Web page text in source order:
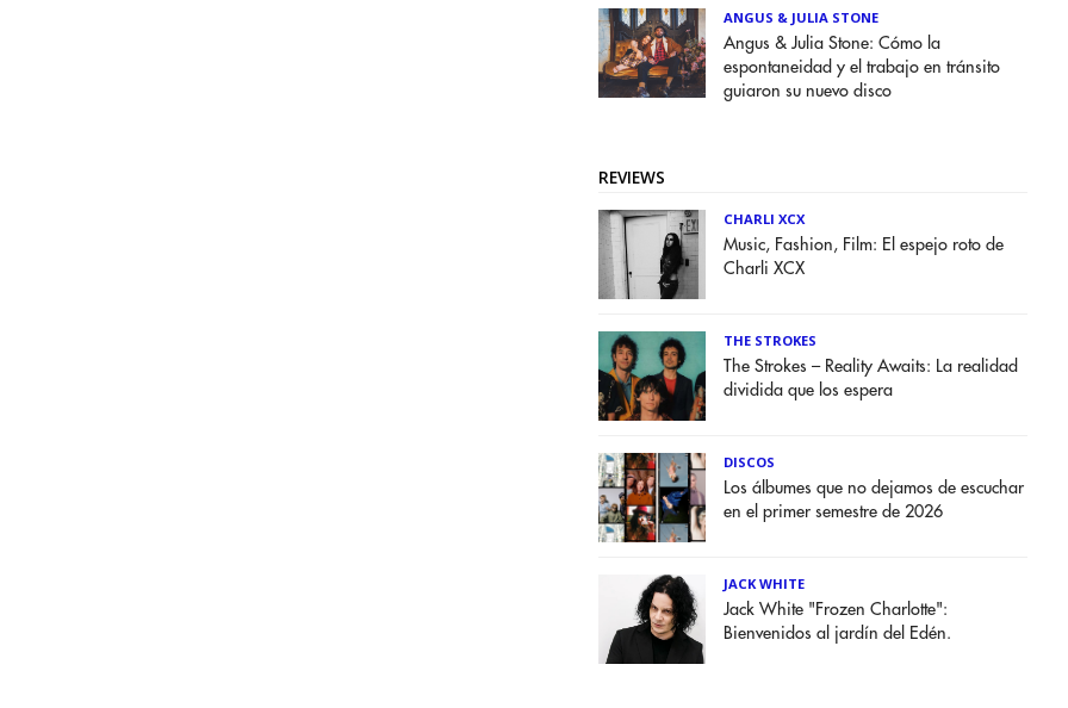
ANGUS & JULIA STONE
Angus & Julia Stone: Cómo la
espontaneidad y el trabajo en tránsito
guiaron su nuevo disco
REVIEWS
CHARLI XCX
Music, Fashion, Film: El espejo roto de
Charli XCX
THE STROKES
The Strokes – Reality Awaits: La realidad
dividida que los espera
DISCOS
Los álbumes que no dejamos de escuchar
en el primer semestre de 2026
JACK WHITE
Jack White "Frozen Charlotte":
Bienvenidos al jardín del Edén.